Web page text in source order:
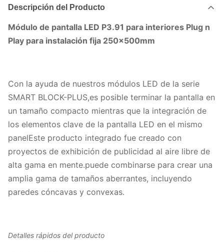
Descripción del Producto
Módulo de pantalla LED P3.91 para interiores Plug n
Play para instalación fija 250x500mm
Con la ayuda de nuestros módulos LED de la serie
SMART BLOCK-PLUS,es posible terminar la pantalla en
un tamaño compacto mientras que la integración de
los elementos clave de la pantalla LED en el mismo
panelEste producto integrado fue creado con
proyectos de exhibición de publicidad al aire libre de
alta gama en mente.puede combinarse para crear una
amplia gama de tamaños aberrantes, incluyendo
paredes cóncavas y convexas.
Detalles rápidos del producto